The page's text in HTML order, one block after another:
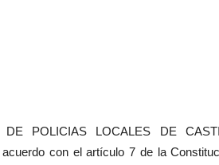
POLICIAS LOCALES DE
con el artículo 7 de la